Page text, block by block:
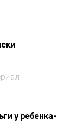
у ребенка-